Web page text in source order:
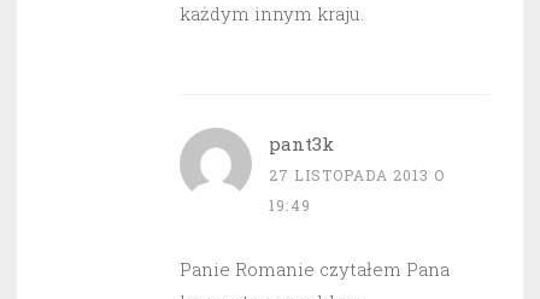
każdym innym kraju.
pant3k
27 LISTOPADA 2013 O
19:49
Panie Romanie czytałem Pana